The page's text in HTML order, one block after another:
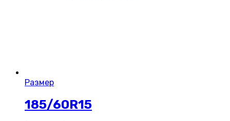
Размер
185/60R15